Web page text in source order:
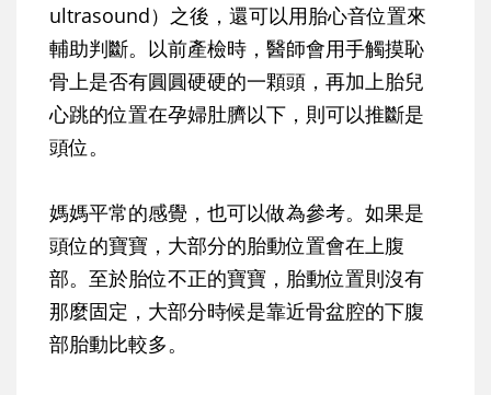
ultrasound）之後，還可以用胎心音位置來
輔助判斷。以前產檢時，醫師會用手觸摸恥
骨上是否有圓圓硬硬的一顆頭，再加上胎兒
心跳的位置在孕婦肚臍以下，則可以推斷是
頭位。
媽媽平常的感覺，也可以做為參考。如果是
頭位的寶寶，大部分的胎動位置會在上腹
部。至於胎位不正的寶寶，胎動位置則沒有
那麼固定，大部分時候是靠近骨盆腔的下腹
部胎動比較多。